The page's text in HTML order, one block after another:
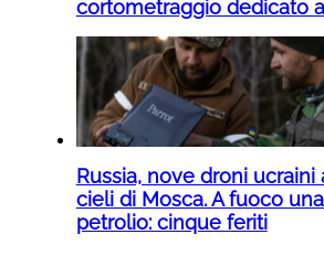
cortometraggio dedicato
Russia, nove droni
cieli di Mosca. A fuoco
petrolio: cinque feriti